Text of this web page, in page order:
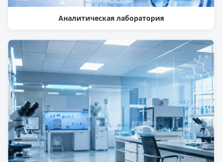
Аналитическая лаборатория